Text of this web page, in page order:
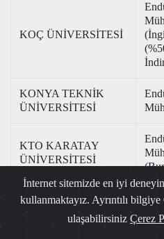
KOÇ ÜNİVERSİTESİ
KONYA TEKNİK
ÜNİVERSİTESİ
KTO KARATAY
ÜNİVERSİTESİ
ÜNİVERSİTESİ
İnternet sitemizde en iyi
kullanmaktayız. Ayrıntılı
ulaşabilirsiniz Çerez